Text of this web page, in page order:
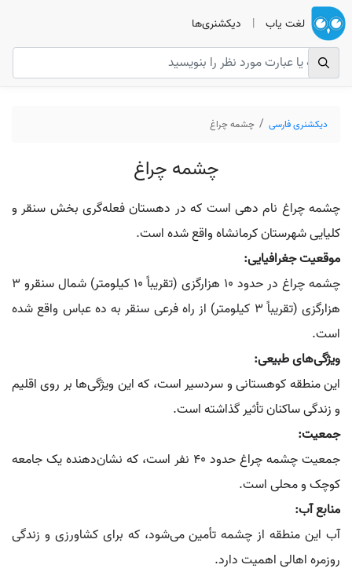
لغت یاب | دیکشنری‌ها
دیکشنری فارسی چشمه چراغ
چشمه چراغ
چشمه چراغ نام دهی است که در دهستان فعله‌گری بخش سنقر و
کلیایی شهرستان کرمانشاه واقع شده است.
موقعیت جغرافیایی:
چشمه چراغ در حدود 10 هزارگزی (تقریباً 10 کیلومتر) شمال سنقرو 3
هزارگزی (تقریباً 3 کیلومتر) از راه فرعی سنقر به ده عباس واقع شده
است.
ویژگی‌های طبیعی:
این منطقه کوهستانی و سردسیر است، که این ویژگی‌ها بر روی اقلیم
و زندگی ساکنان تأثیر گذاشته است.
جمعیت:
جمعیت چشمه چراغ حدود 40 نفر است، که نشان‌دهنده یک جامعه
کوچک و محلی است.
منابع آب:
آب این منطقه از چشمه تأمین می‌شود، که برای کشاورزی و زندگی
روزمره اهالی اهمیت دارد.